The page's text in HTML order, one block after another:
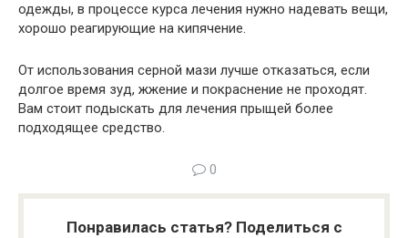
одежды, в процессе курса лечения нужно надевать вещи,
хорошо реагирующие на кипячение.
От использования серной мази лучше отказаться, если
долгое время зуд, жжение и покраснение не проходят.
Вам стоит подыскать для лечения прыщей более
подходящее средство.
0
Понравилась статья? Поделиться с